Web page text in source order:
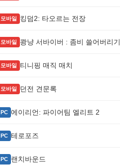
모바일 킹덤2: 타오르는 전장
모바일 쾅냥 서바이버 : 좀비 쓸어버리기
모바일 티니핑 매직 매치
모바일 던전 견문록
PC 에이리언: 파이어팀 엘리트 2
PC 테로포즈
PC 랜치바운드